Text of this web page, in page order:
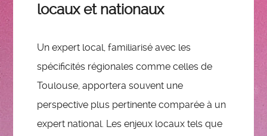
locaux et nationaux
Un expert local, familiarisé avec les
spécificités régionales comme celles de
Toulouse, apportera souvent une
perspective plus pertinente comparée à un
expert national. Les enjeux locaux tels que